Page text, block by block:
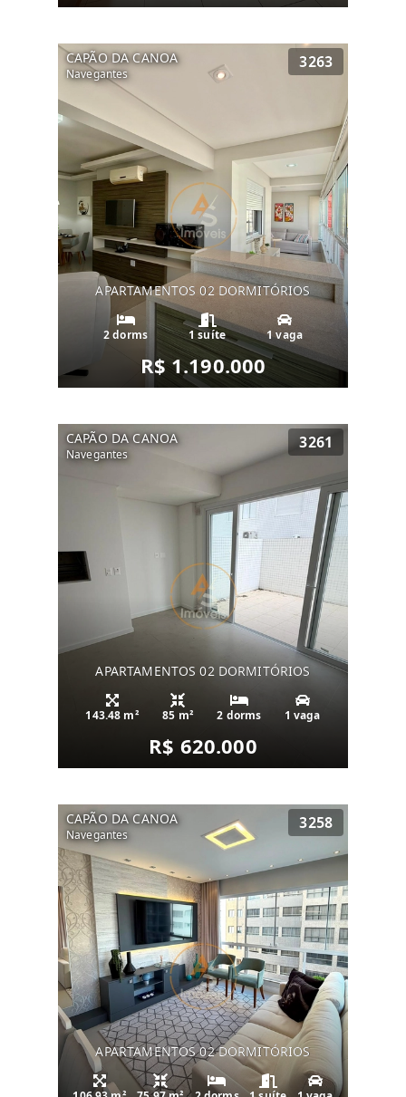
CAPÃO DA CANOA
Navegantes
3263
APARTAMENTOS 02 DORMITÓRIOS
2 dorms 1 suíte 1 vaga
R$ 1.190.000
CAPÃO DA CANOA
Navegantes
3261
APARTAMENTOS 02 DORMITÓRIOS
143.48 m² 85 m² 2 dorms 1 vaga
R$ 620.000
CAPÃO DA CANOA
Navegantes
3258
APARTAMENTOS 02 DORMITÓRIOS